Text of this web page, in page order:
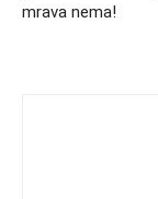
mrava nema!